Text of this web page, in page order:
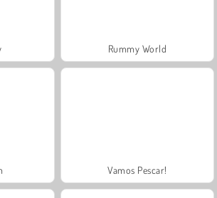
Rummy World
Vamos Pescar!